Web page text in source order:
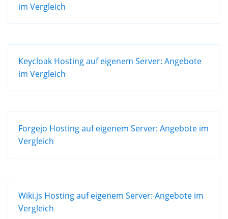
im Vergleich
Keycloak Hosting auf eigenem Server: Angebote
im Vergleich
Forgejo Hosting auf eigenem Server: Angebote im
Vergleich
Wiki.js Hosting auf eigenem Server: Angebote im
Vergleich